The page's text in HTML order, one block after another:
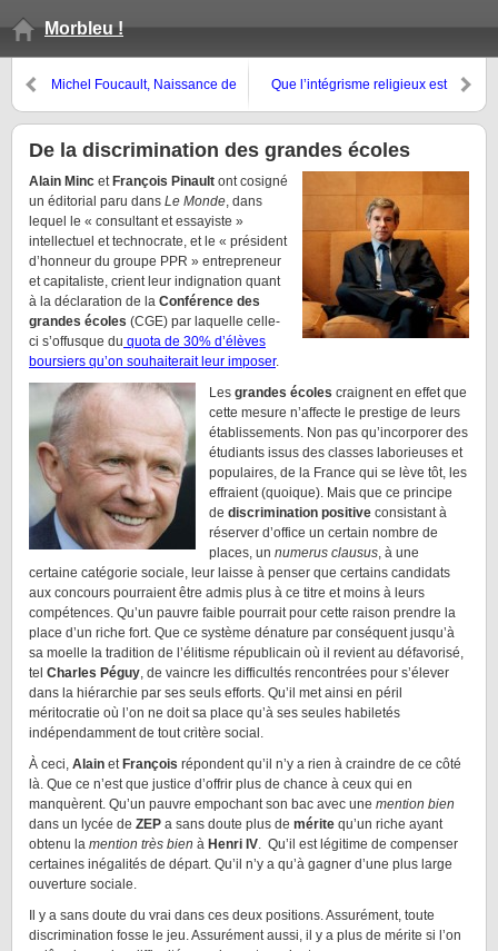
Morbleu !
Michel Foucault, Naissance de
janvier 1979
Que l’intégrisme religieux est
De la discrimination des grandes écoles
Alain Minc et François Pinault ont cosigné
un éditorial paru dans Le Monde, dans
lequel le « consultant et essayiste »
intellectuel et technocrate, et le « président
d’honneur du groupe PPR » entrepreneur
et capitaliste, crient leur indignation quant
à la déclaration de la Conférence des
grandes écoles (CGE) par laquelle celle-
ci s’offusque du quota de 30% d’élèves
boursiers qu’on souhaiterait leur imposer.
Les grandes écoles craignent en effet que
cette mesure n’affecte le prestige de leurs
établissements. Non pas qu’incorporer des
étudiants issus des classes laborieuses et
populaires, de la France qui se lève tôt, les
effraient (quoique). Mais que ce principe
de discrimination positive consistant à
réserver d’office un certain nombre de
places, un numerus clausus, à une
certaine catégorie sociale, leur laisse à penser que certains candidats
aux concours pourraient être admis plus à ce titre et moins à leurs
compétences. Qu’un pauvre faible pourrait pour cette raison prendre la
place d’un riche fort. Que ce système dénature par conséquent jusqu’à
sa moelle la tradition de l’élitisme républicain où il revient au défavorisé,
tel Charles Péguy, de vaincre les difficultés rencontrées pour s’élever
dans la hiérarchie par ses seuls efforts. Qu’il met ainsi en péril
méritocratie où l’on ne doit sa place qu’à ses seules habiletés
indépendamment de tout critère social.
À ceci, Alain et François répondent qu’il n’y a rien à craindre de ce côté
là. Que ce n’est que justice d’offrir plus de chance à ceux qui en
manquèrent. Qu’un pauvre empochant son bac avec une mention bien
dans un lycée de ZEP a sans doute plus de mérite qu’un riche ayant
obtenu la mention très bien à Henri IV. Qu’il est légitime de compenser
certaines inégalités de départ. Qu’il n’y a qu’à gagner d’une plus large
ouverture sociale.
Il y a sans doute du vrai dans ces deux positions. Assurément, toute
discrimination fosse le jeu. Assurément aussi, il y a plus de mérite si l’on